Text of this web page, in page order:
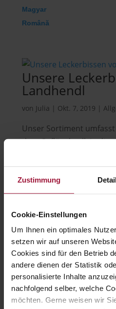
Zustimmung
Cookie-Einstellungen
Um Ihnen ein optimales
setzen wir auf unseren
Cookies sind für den Betrieb
andere dienen der Statistik
personalisierte Inhalte
nachfolgend selber, welche
möchten. Gerne weisen wir
Magyar
Română
Unsere
Landhendl
von Julia | Okt. 7, 2019 |
Unser Sortiment
dem Geflügelstall. In
die Landhendl Produkte
Landhendl Geflügel
artgerechter
einer unabhängigen
Hubers Landhendl
